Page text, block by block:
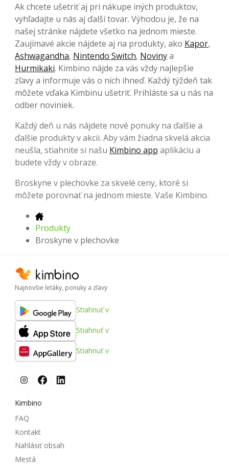
Ak chcete ušetriť aj pri nákupe iných produktov,
vyhľadajte u nás aj ďalší tovar. Výhodou je, že na
našej stránke nájdete všetko na jednom mieste.
Zaujímavé akcie nájdete aj na produkty, ako Kapor,
Ashwagandha, Nintendo Switch, Novinya
Hurmikaki. Kimbino nájde za vás vždy najlepšie
zľavy a informuje vás o nich ihneď. Každý týždeň tak
môžete vďaka Kimbinu ušetriť. Prihláste sa u nás na
odber noviniek.
Každý deň u nás nájdete nové ponuky na ďalšie a
ďalšie produkty v akcii. Aby vám žiadna skvelá akcia
neušla, stiahnite si našu Kimbino app aplikáciu a
budete vždy v obraze.
Broskyne v plechovke za skvelé ceny, ktoré si
môžete porovnať na jednom mieste. Vaše Kimbino.
Produkty
Broskyne v plechovke
Najnovšie letáky, ponuky a zľavy
Stiahnuť v
Stiahnuť v
Stiahnuť v
Kimbino
FAQ
Kontakt
Nahlásiť obsah
Mestá